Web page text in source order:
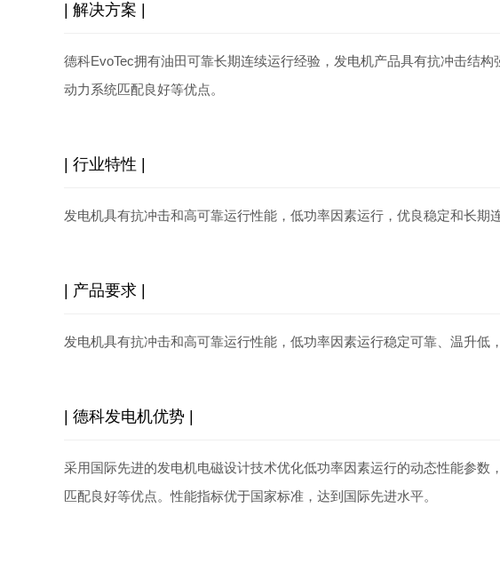
| 解决方案 |
德科EvoTec拥有油田可靠长期连续运行经验，发电机产品具有抗冲击结
动力系统匹配良好等优点。
| 行业特性 |
发电机具有抗冲击和高可靠运行性能，低功率因素运行，优良稳定和长
| 产品要求 |
发电机具有抗冲击和高可靠运行性能，低功率因素运行稳定可靠、温升低
| 德科发电机优势 |
采用国际先进的发电机电磁设计技术优化低功率因素运行的动态性能参
匹配良好等优点。性能指标优于国家标准，达到国际先进水平。